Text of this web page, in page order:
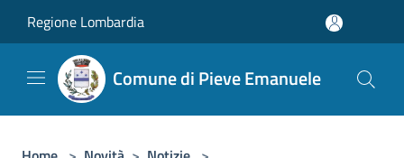
Regione Lombardia
Comune di Pieve Emanuele